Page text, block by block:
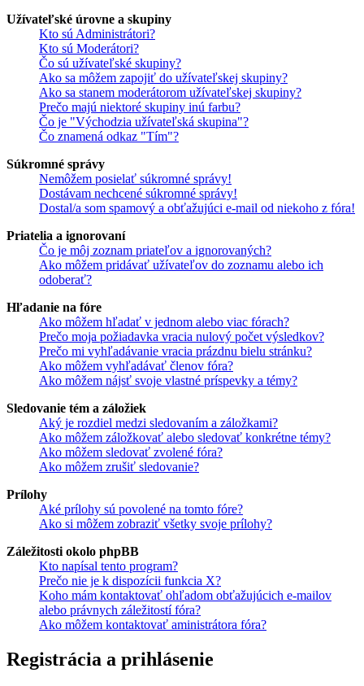
Užívateľské úrovne a skupiny
Kto sú Administrátori?
Kto sú Moderátori?
Čo sú užívateľské skupiny?
Ako sa môžem zapojiť do užívateľskej skupiny?
Ako sa stanem moderátorom užívateľskej skupiny?
Prečo majú niektoré skupiny inú farbu?
Čo je "Východzia užívateľská skupina"?
Čo znamená odkaz "Tím"?
Súkromné správy
Nemôžem posielať súkromné správy!
Dostávam nechcené súkromné správy!
Dostal/a som spamový a obťažujúci e-mail od niekoho z fóra!
Priatelia a ignorovaní
Čo je môj zoznam priateľov a ignorovaných?
Ako môžem pridávať užívateľov do zoznamu alebo ich
odoberať?
Hľadanie na fóre
Ako môžem hľadať v jednom alebo viac fórach?
Prečo moja požiadavka vracia nulový počet výsledkov?
Prečo mi vyhľadávanie vracia prázdnu bielu stránku?
Ako môžem vyhľadávať členov fóra?
Ako môžem nájsť svoje vlastné príspevky a témy?
Sledovanie tém a záložiek
Aký je rozdiel medzi sledovaním a záložkami?
Ako môžem záložkovať alebo sledovať konkrétne témy?
Ako môžem sledovať zvolené fóra?
Ako môžem zrušiť sledovanie?
Prílohy
Aké prílohy sú povolené na tomto fóre?
Ako si môžem zobraziť všetky svoje prílohy?
Záležitosti okolo phpBB
Kto napísal tento program?
Prečo nie je k dispozícii funkcia X?
Koho mám kontaktovať ohľadom obťažujúcich e-mailov
alebo právnych záležitostí fóra?
Ako môžem kontaktovať aministrátora fóra?
Registrácia a prihlásenie